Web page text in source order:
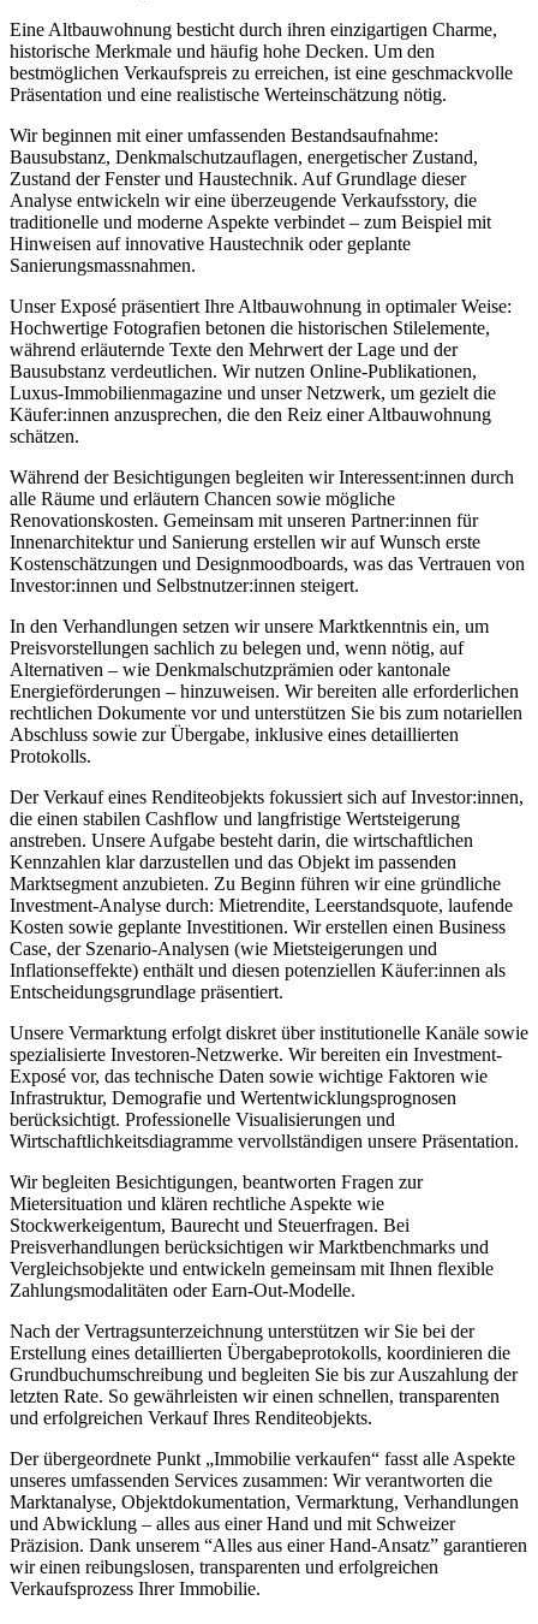
Eine Altbauwohnung besticht durch ihren einzigartigen Charme,
historische Merkmale und häufig hohe Decken. Um den
bestmöglichen Verkaufspreis zu erreichen, ist eine geschmackvolle
Präsentation und eine realistische Werteinschätzung nötig.
Wir beginnen mit einer umfassenden Bestandsaufnahme:
Bausubstanz, Denkmalschutzauflagen, energetischer Zustand,
Zustand der Fenster und Haustechnik. Auf Grundlage dieser
Analyse entwickeln wir eine überzeugende Verkaufsstory, die
traditionelle und moderne Aspekte verbindet – zum Beispiel mit
Hinweisen auf innovative Haustechnik oder geplante
Sanierungsmassnahmen.
Unser Exposé präsentiert Ihre Altbauwohnung in optimaler Weise:
Hochwertige Fotografien betonen die historischen Stilelemente,
während erläuternde Texte den Mehrwert der Lage und der
Bausubstanz verdeutlichen. Wir nutzen Online-Publikationen,
Luxus-Immobilienmagazine und unser Netzwerk, um gezielt die
Käufer:innen anzusprechen, die den Reiz einer Altbauwohnung
schätzen.
Während der Besichtigungen begleiten wir Interessent:innen durch
alle Räume und erläutern Chancen sowie mögliche
Renovationskosten. Gemeinsam mit unseren Partner:innen für
Innenarchitektur und Sanierung erstellen wir auf Wunsch erste
Kostenschätzungen und Designmoodboards, was das Vertrauen von
Investor:innen und Selbstnutzer:innen steigert.
In den Verhandlungen setzen wir unsere Marktkenntnis ein, um
Preisvorstellungen sachlich zu belegen und, wenn nötig, auf
Alternativen – wie Denkmalschutzprämien oder kantonale
Energieförderungen – hinzuweisen. Wir bereiten alle erforderlichen
rechtlichen Dokumente vor und unterstützen Sie bis zum notariellen
Abschluss sowie zur Übergabe, inklusive eines detaillierten
Protokolls.
Der Verkauf eines Renditeobjekts fokussiert sich auf Investor:innen,
die einen stabilen Cashflow und langfristige Wertsteigerung
anstreben. Unsere Aufgabe besteht darin, die wirtschaftlichen
Kennzahlen klar darzustellen und das Objekt im passenden
Marktsegment anzubieten. Zu Beginn führen wir eine gründliche
Investment-Analyse durch: Mietrendite, Leerstandsquote, laufende
Kosten sowie geplante Investitionen. Wir erstellen einen Business
Case, der Szenario-Analysen (wie Mietsteigerungen und
Inflationseffekte) enthält und diesen potenziellen Käufer:innen als
Entscheidungsgrundlage präsentiert.
Unsere Vermarktung erfolgt diskret über institutionelle Kanäle sowie
spezialisierte Investoren-Netzwerke. Wir bereiten ein Investment-
Exposé vor, das technische Daten sowie wichtige Faktoren wie
Infrastruktur, Demografie und Wertentwicklungsprognosen
berücksichtigt. Professionelle Visualisierungen und
Wirtschaftlichkeitsdiagramme vervollständigen unsere Präsentation.
Wir begleiten Besichtigungen, beantworten Fragen zur
Mietersituation und klären rechtliche Aspekte wie
Stockwerkeigentum, Baurecht und Steuerfragen. Bei
Preisverhandlungen berücksichtigen wir Marktbenchmarks und
Vergleichsobjekte und entwickeln gemeinsam mit Ihnen flexible
Zahlungsmodalitäten oder Earn-Out-Modelle.
Nach der Vertragsunterzeichnung unterstützen wir Sie bei der
Erstellung eines detaillierten Übergabeprotokolls, koordinieren die
Grundbuchumschreibung und begleiten Sie bis zur Auszahlung der
letzten Rate. So gewährleisten wir einen schnellen, transparenten
und erfolgreichen Verkauf Ihres Renditeobjekts.
Der übergeordnete Punkt „Immobilie verkaufen“ fasst alle Aspekte
unseres umfassenden Services zusammen: Wir verantworten die
Marktanalyse, Objektdokumentation, Vermarktung, Verhandlungen
und Abwicklung – alles aus einer Hand und mit Schweizer
Präzision. Dank unserem “Alles aus einer Hand-Ansatz” garantieren
wir einen reibungslosen, transparenten und erfolgreichen
Verkaufsprozess Ihrer Immobilie.